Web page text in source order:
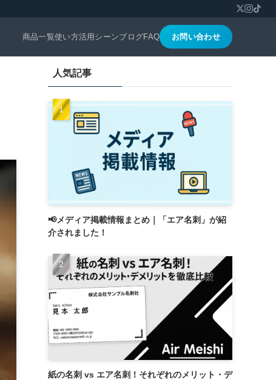
商品一覧使い方活用シーンブログFAQ お問い合わせ
人気記事
📢メディア掲載情報まとめ｜「エア名刺」が紹
介されました！
紙の名刺 vs エア名刺！それぞれのメリット・デ